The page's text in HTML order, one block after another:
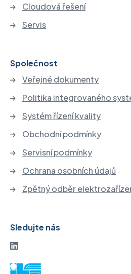
Cloudová řešení
Servis
Společnost
Veřejné dokumenty
Politika integrovaného
Systém řízení kvality
Obchodní podmínky
Servisní podmínky
Ochrana osobních údajů
Zpětný odběr
Sledujte nás